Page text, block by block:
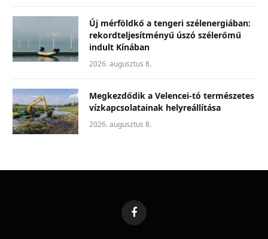
Új mérföldkő a tengeri szélenergiában:
rekordteljesítményű úszó szélerőmű
indult Kínában
2026. augusztus 8.
Megkezdődik a Velencei-tó természetes
vízkapcsolatainak helyreállítása
2026. augusztus 8.
Facebook